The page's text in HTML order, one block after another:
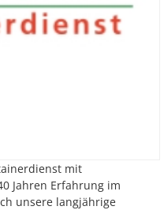
mit
Jahren Erfahrung im
unsere langjährige